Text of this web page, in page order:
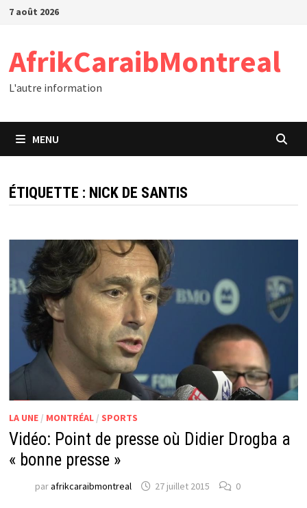
Passer
7 août 2026
AfrikCaraibMontreal
L'autre information
MENU
ÉTIQUETTE : NICK DE SANTIS
LA UNE/ MONTRÉAL/ SPORTS
Vidéo: Point de presse où Didier Drogba a
« bonne presse »
parafrikcaraibmontreal 27 juillet 2015 0